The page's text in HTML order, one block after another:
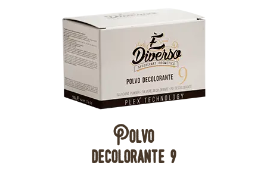
Polvo
decolorante 9